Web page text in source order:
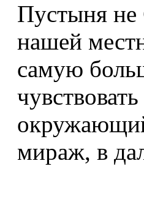
Пустыня не
нашей
самую
мираж, в